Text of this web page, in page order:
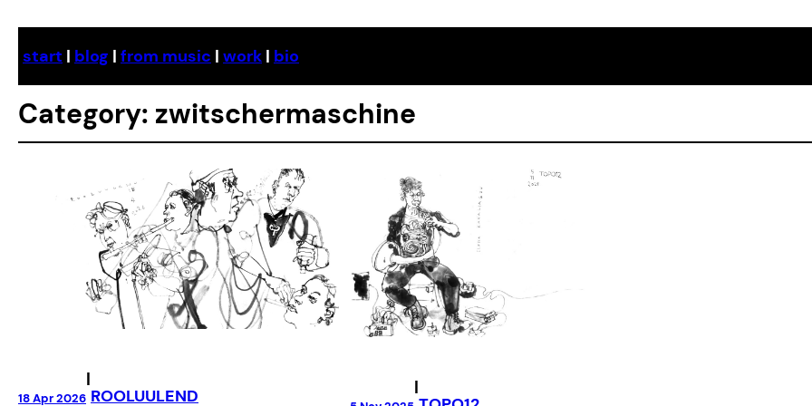
content
start | blog | from music | work | bio
Category: zwitschermaschine
18 Apr 2026
|
ROOLUULEND |